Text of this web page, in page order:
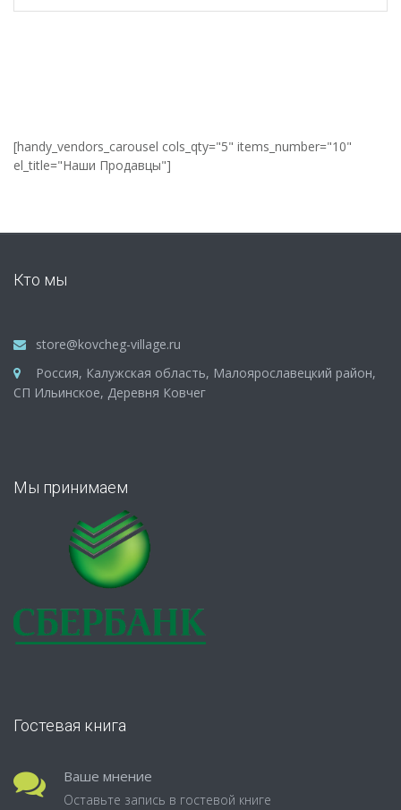
[handy_vendors_carousel cols_qty="5" items_number="10"
el_title="Наши Продавцы"]
Кто мы
store@kovcheg-village.ru
Россия, Калужская область, Малоярославецкий район,
СП Ильинское, Деревня Ковчег
Мы принимаем
Гостевая книга
Ваше мнение
Оставьте запись в гостевой книге